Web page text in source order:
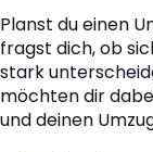
Planst du einen
fragst dich, ob
stark
möchten dir
und deinen